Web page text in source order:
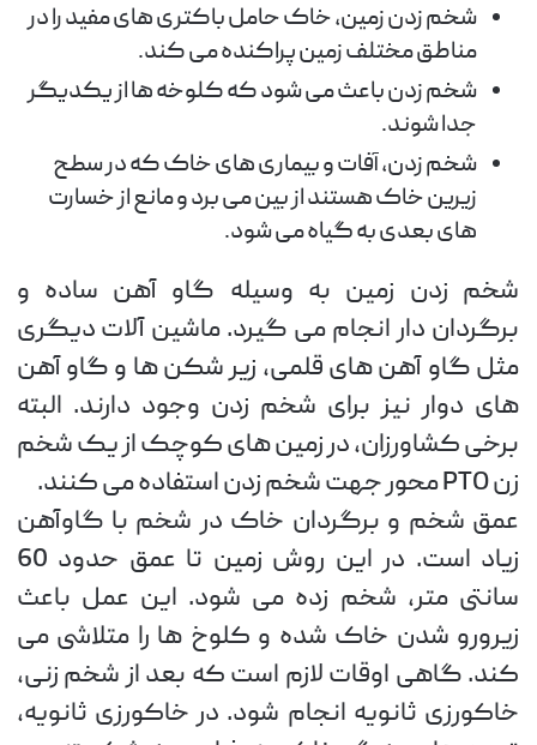
شخم زدن زمین، خاک حامل باکتری های مفید را در
مناطق مختلف زمین پراکنده می کند.
شخم زدن باعث می شود که کلوخه ها از یکدیگر
جدا شوند.
شخم زدن، آفات و بیماری های خاک که در سطح
زیرین خاک هستند از بین می برد و مانع از خسارت
های بعدی به گیاه می شود.
شخم زدن زمین به وسیله گاو آهن ساده و
برگردان دار انجام می گیرد. ماشین آلات دیگری
مثل گاو آهن های قلمی، زیر شکن ها و گاو آهن
های دوار نیز برای شخم زدن وجود دارند. البته
برخی کشاورزان، در زمین های کوچک از یک شخم
زن PTO محور جهت شخم زدن استفاده می کنند.
عمق شخم و برگردان خاک در شخم با گاوآهن
زیاد است. در این روش زمین تا عمق حدود 60
سانتی متر، شخم زده می شود. این عمل باعث
زیرورو شدن خاک شده و کلوخ ها را متلاشی می
کند. گاهی اوقات لازم است که بعد از شخم زنی،
خاکورزی ثانویه انجام شود. در خاکورزی ثانویه،